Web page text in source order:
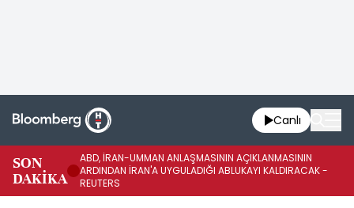
Canlı
SON
DAKİKA
ABD, İRAN-UMMAN ANLAŞMASININ AÇIKLANMASININ
ARDINDAN İRAN'A UYGULADIĞI ABLUKAYI KALDIRACAK -
REUTERS